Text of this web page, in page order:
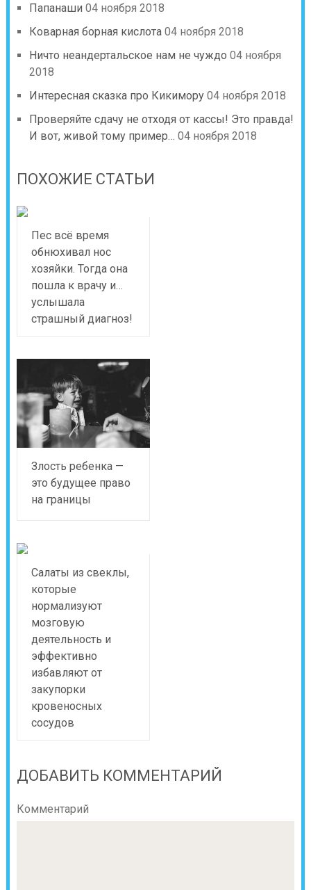
Папанаши 04 ноября 2018
Коварная борная кислота 04 ноября 2018
Ничто неандертальское нам не чуждо 04 ноября
2018
Интересная сказка про Кикимору 04 ноября 2018
Проверяйте сдачу не отходя от кассы! Это правда!
И вот, живой тому пример… 04 ноября 2018
ПОХОЖИЕ СТАТЬИ
Пес всё время
обнюхивал нос
хозяйки. Тогда она
пошла к врачу и…
услышала
страшный диагноз!
Злость ребенка —
это будущее право
на границы
Салаты из свеклы,
которые
нормализуют
мозговую
деятельность и
эффективно
избавляют от
закупорки
кровеносных
сосудов
ДОБАВИТЬ КОММЕНТАРИЙ
Комментарий